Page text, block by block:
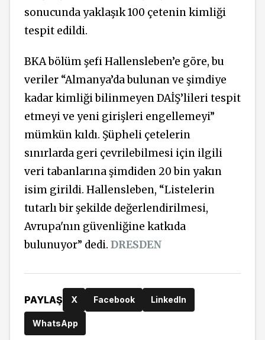
sonucunda yaklaşık 100 çetenin kimliği
tespit edildi.
BKA bölüm şefi Hallensleben’e göre, bu
veriler “Almanya’da bulunan ve şimdiye
kadar kimliği bilinmeyen DAİŞ’lileri tespit
etmeyi ve yeni girişleri engellemeyi”
mümkün kıldı. Şüpheli çetelerin
sınırlarda geri çevrilebilmesi için ilgili
veri tabanlarına şimdiden 20 bin yakın
isim girildi. Hallensleben, “Listelerin
tutarlı bir şekilde değerlendirilmesi,
Avrupa'nın güvenliğine katkıda
bulunuyor” dedi. DRESDEN
PAYLAŞ X Facebook LinkedIn
WhatsApp